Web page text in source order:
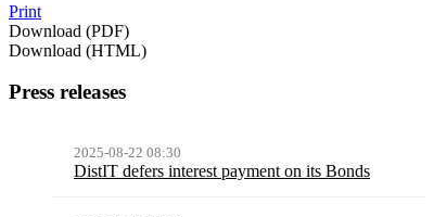
Print
Download (PDF)
Download (HTML)
Press releases
2025-08-22 08:30
DistIT defers interest payment on its Bonds